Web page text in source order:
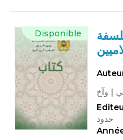
Disponible
|
حدود